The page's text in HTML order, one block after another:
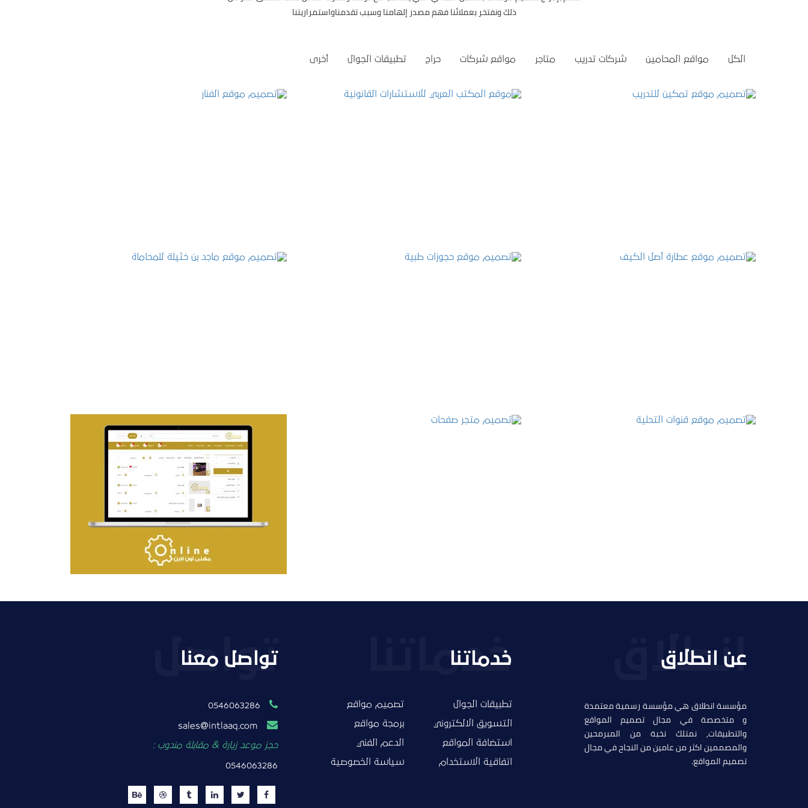
ذلك ونفتخر بعملائنا فهم مصدر إلهامنا وسبب تقدمناواستمراريتنا
الكل مواقع المحامين شركات تدريب متاجر مواقع شركات حراج تطبيقات الجوال أخرى
تصميم حراج مهنى
التفاصيل
عن انطلاق
مؤسسة انطلاق هي مؤسسة رسمية معتمدة
و متخصصة في مجال تصميم المواقع
والتطبيقات, نمتلك نخبة من المبرمحين
والمصممين اكثر من عامين من النجاح في مجال
تصميم المواقع.
خدماتنا
تطبيقات الجوال تصميم مواقع
التسويق الالكتروني برمجة مواقع
استضافة المواقع الدعم الفني
اتفاقية الاستخدام سياسة الخصوصية
تواصل معنا
0546063286
intlaaq.com
حجز موعد زيارة & مقابلة مندوب :
0546063286